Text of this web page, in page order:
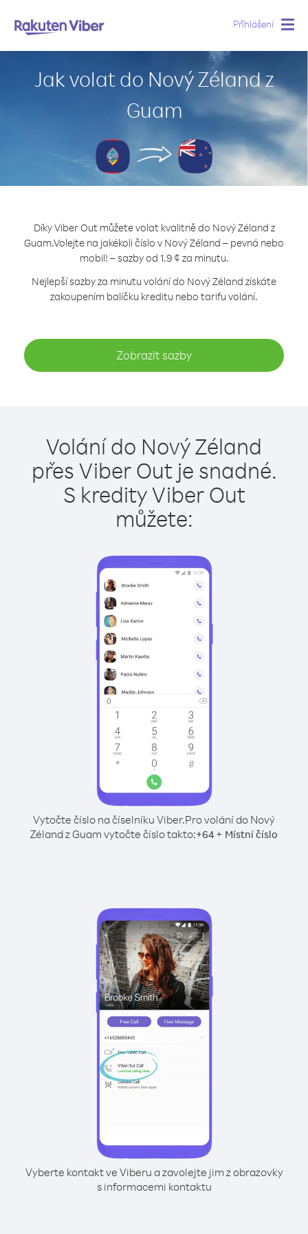
Přihlášení
Jak volat do Nový Zéland z
Guam
Díky Viber Out můžete volat kvalitně do Nový Zéland z
Guam.Volejte na jakékoli číslo v Nový Zéland – pevná nebo
mobil! – sazby od 1.9 ¢ za minutu.
Nejlepší sazby za minutu volání do Nový Zéland získáte
zakoupením balíčku kreditu nebo tarifu volání.
Zobrazit sazby
Volání do Nový Zéland
přes Viber Out je snadné.
S kredity Viber Out
můžete:
Vytočte číslo na číselníku Viber.Pro volání do Nový
Zéland z Guam vytočte číslo takto:+64 + Místní číslo
Vyberte kontakt ve Viberu a zavolejte jim z obrazovky
s informacemi kontaktu